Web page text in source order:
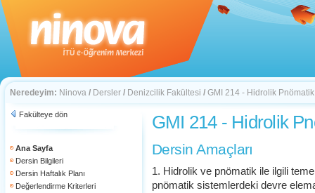
Neredeyim: Ninova / Dersler / Denizcilik Fakültesi / GMI 214 - Hidrolik Pnömatik
Fakülteye dön
Ana Sayfa
Dersin Bilgileri
Dersin Haftalık Planı
Değerlendirme Kriterleri
GMI 214 - Hidrolik
Dersin Amaçları
1. Hidrolik ve pnömatik ile ilgili
pnömatik sistemlerdeki devre